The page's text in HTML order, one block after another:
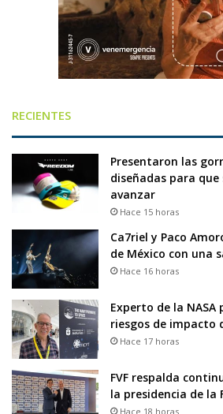
RECIENTES
Presentaron las
diseñadas para
avanzar
Hace 15 horas
Ca7riel y Paco
de México con una
Hace 16 horas
Experto de la
riesgos de impacto
Hace 17 horas
FVF respalda
la presidencia de la
Hace 18 horas